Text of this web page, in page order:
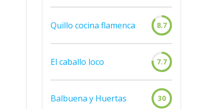
Quillo cocina flamenca 8.7
El caballo loco 7.7
Balbuena y Huertas 30